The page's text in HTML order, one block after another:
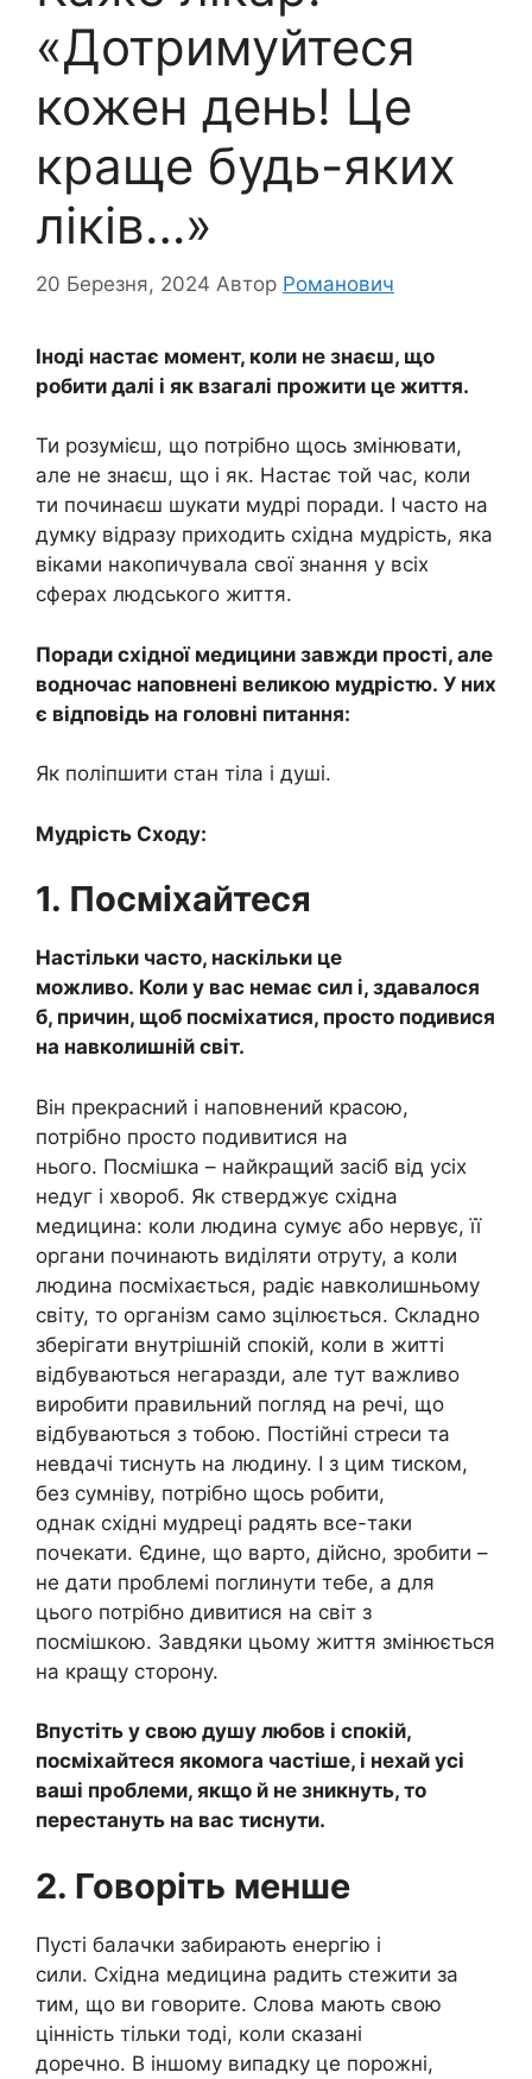
«Дотримуйтеся
кожен день! Це
краще будь-яких
ліків…»
20 Березня, 2024 Автор Романович
Іноді настає момент, коли не знаєш, що
робити далі і як взагалі прожити це життя.
Ти розумієш, що потрібно щось змінювати,
але не знаєш, що і як. Настає той час, коли
ти починаєш шукати мудрі поради. І часто на
думку відразу приходить східна мудрість, яка
віками накопичувала свої знання у всіх
сферах людського життя.
Поради східної медицини завжди прості, але
водночас наповнені великою мудрістю. У них
є відповідь на головні питання:
Як поліпшити стан тіла і душі.
Мудрість Сходу:
1. Посміхайтеся
Настільки часто, наскільки це
можливо. Коли у вас немає сил і, здавалося
б, причин, щоб посміхатися, просто подивися
на навколишній світ.
Він прекрасний і наповнений красою,
потрібно просто подивитися на
нього. Посмішка – найкращий засіб від усіх
недуг і хвороб. Як стверджує східна
медицина: коли людина сумує або нервує, її
органи починають виділяти отруту, а коли
людина посміхається, радіє навколишньому
світу, то організм само зцілюється. Складно
зберігати внутрішній спокій, коли в житті
відбуваються негаразди, але тут важливо
виробити правильний погляд на речі, що
відбуваються з тобою. Постійні стреси та
невдачі тиснуть на людину. І з цим тиском,
без сумніву, потрібно щось робити,
однак східні мудреці радять все-таки
почекати. Єдине, що варто, дійсно, зробити –
не дати проблемі поглинути тебе, а для
цього потрібно дивитися на світ з
посмішкою. Завдяки цьому життя змінюється
на кращу сторону.
Впустіть у свою душу любов і спокій,
посміхайтеся якомога частіше, і нехай усі
ваші проблеми, якщо й не зникнуть, то
перестануть на вас тиснути.
2. Говоріть менше
Пусті балачки забирають енергію і
сили. Східна медицина радить стежити за
тим, що ви говорите. Слова мають свою
цінність тільки тоді, коли сказані
доречно. В іншому випадку це порожні,